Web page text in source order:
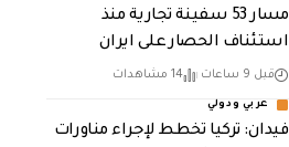
مسار 53 سفينة تجارية منذ
استئناف الحصار على ايران
قبل 9 ساعات 14 مشاهدات
عربي ودولي
فيدان: تركيا تخطط لإجراء مناورات